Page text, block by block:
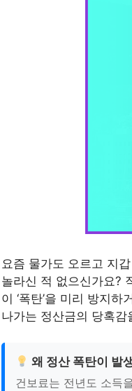
요즘 물가도 오르고 지
놀라신 적 없으신가요?
이 ‘폭탄’을 미리 방지
나가는 정산금의 당혹
왜 정산 폭탄이 발
건보료는 전년도 소득